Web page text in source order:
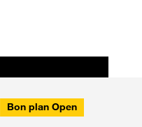
Bon plan Open